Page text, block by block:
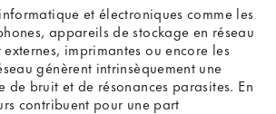
et électroniques comme les
appareils de stockage en réseau
imprimantes ou encore les
génèrent intrinsèquement une
bruit et de résonances parasites. En
contribuent pour une part